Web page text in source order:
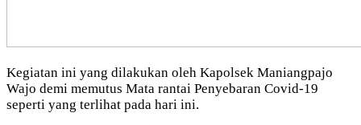
Kegiatan ini yang dilakukan oleh Kapolsek Maniangpajo
Wajo demi memutus Mata rantai Penyebaran Covid-19
seperti yang terlihat pada hari ini.